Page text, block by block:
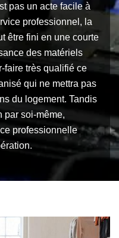
pas un acte facile à
professionnel, la
être fini en une courte
des matériels
faire très qualifié ce
qui ne mettra pas
du logement. Tandis
par soi-même,
professionnelle